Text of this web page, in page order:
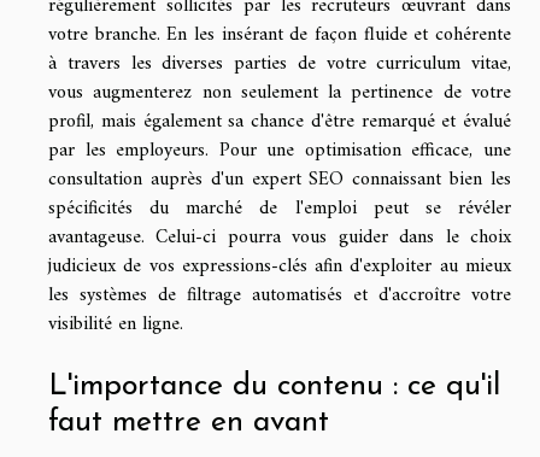
votre branche. En les insérant de façon fluide et cohérente
à travers les diverses parties de votre curriculum vitae,
vous augmenterez non seulement la pertinence de votre
profil, mais également sa chance d'être remarqué et évalué
par les employeurs. Pour une optimisation efficace, une
consultation auprès d'un expert SEO connaissant bien les
spécificités du marché de l'emploi peut se révéler
avantageuse. Celui-ci pourra vous guider dans le choix
judicieux de vos expressions-clés afin d'exploiter au mieux
les systèmes de filtrage automatisés et d'accroître votre
visibilité en ligne.
L'importance du contenu : ce qu'il
faut mettre en avant